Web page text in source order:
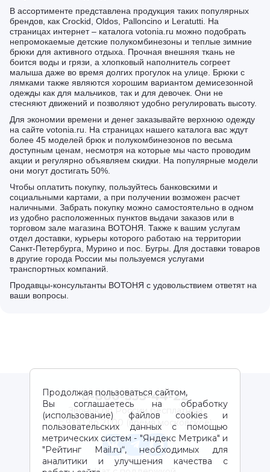
В ассортименте представлена продукция таких популярных
брендов, как Crockid, Oldos, Palloncino и Leratutti. На
страницах интернет – каталога votonia.ru можно подобрать
непромокаемые детские полукомбинезоны и теплые зимние
брюки для активного отдыха. Прочная внешняя ткань не
боится воды и грязи, а хлопковый наполнитель согреет
малыша даже во время долгих прогулок на улице. Брюки с
лямками также являются хорошим вариантом демисезонной
одежды как для мальчиков, так и для девочек. Они не
стесняют движений и позволяют удобно регулировать высоту.
Для экономии времени и денег заказывайте верхнюю одежду
на сайте votonia.ru. На страницах нашего каталога вас ждут
более 45 моделей брюк и полукомбинезонов по весьма
доступным ценам, несмотря на которые мы часто проводим
акции и регулярно объявляем скидки. На популярные модели
они могут достигать 50%.
Чтобы оплатить покупку, пользуйтесь банковскими и
социальными картами, а при получении возможен расчет
наличными. Забрать покупку можно самостоятельно в одном
из удобно расположенных пунктов выдачи заказов или в
торговом зале магазина ВОТОНЯ. Также к вашим услугам
отдел доставки, курьеры которого работаю на территории
Санкт-Петербурга, Мурино и пос. Бугры. Для доставки товаров
в другие города России мы пользуемся услугами
транспортных компаний.
Продавцы-консультанты ВОТОНЯ с удовольствием ответят на
ваши вопросы.
Продолжая пользоваться сайтом,
Вы соглашаетесь на обработку
(использование) файлов cookies и
пользовательских данных с помощью
метрических систем - "Яндекс Метрика" и
"Рейтинг Mail.ru“, необходимых для
аналитики и улучшения качества с
8-800-333-44-22
Звонок по России бесплатный
с 9:00 до 21:00 (время московское)